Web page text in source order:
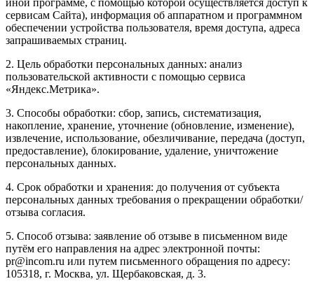
сервисам Сайта), информация об аппаратном и программном
обеспечении устройства пользователя, время доступа, адреса
запрашиваемых страниц.
2. Цель обработки персональных данных: анализ
пользовательской активности с помощью сервиса
«Яндекс.Метрика».
3. Способы обработки: сбор, запись, систематизация,
накопление, хранение, уточнение (обновление, изменение),
извлечение, использование, обезличивание, передача (доступ,
предоставление), блокирование, удаление, уничтожение
персональных данных.
4. Срок обработки и хранения: до получения от субъекта
персональных данных требования о прекращении обработки/
отзыва согласия.
5. Способ отзыва: заявление об отзыве в письменном виде
путём его направления на адрес электронной почты:
pr@incom.ru или путем письменного обращения по адресу:
105318, г. Москва, ул. Щербаковская, д. 3.